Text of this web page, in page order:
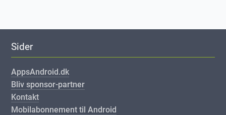
Sider
AppsAndroid.dk
Bliv sponsor-partner
Kontakt
Mobilabonnement til Android